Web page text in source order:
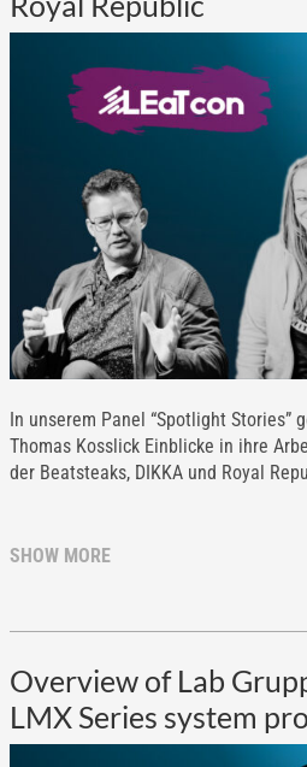
In unserem Panel “Spotlight Stories”
Thomas Kosslick Einblicke in ihre
der Beatsteaks, DIKKA und Royal
SHOW MORE
Overview of Lab
LMX Series system